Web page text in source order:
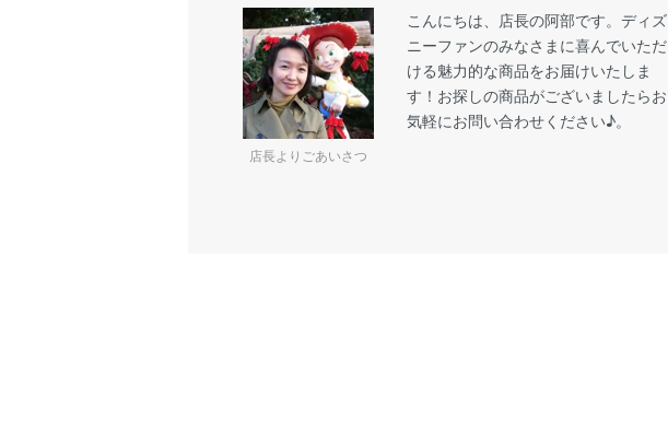
店長よりごあいさつ
こんにちは、店長の阿部です。ディズ
ニーファンのみなさまに喜んでいただ
ける魅力的な商品をお届けいたしま
す！お探しの商品がございましたらお
気軽にお問い合わせください♪。